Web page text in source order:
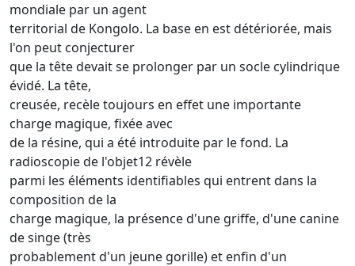
mondiale par un agent
territorial de Kongolo. La base en est détériorée, mais
l'on peut conjecturer
que la tête devait se prolonger par un socle cylindrique
évidé. La tête,
creusée, recèle toujours en effet une importante
charge magique, fixée avec
de la résine, qui a été introduite par le fond. La
radioscopie de l'objet12 révèle
parmi les éléments identifiables qui entrent dans la
composition de la
charge magique, la présence d'une griffe, d'une canine
de singe (très
probablement d'un jeune gorille) et enfin d'un